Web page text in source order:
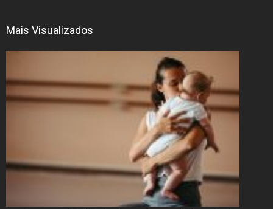
Mais Visualizados